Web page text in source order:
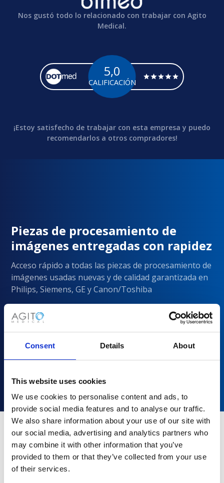
Consent Details About
This website uses cookies
We use cookies to personalise content and ads, to
provide social media features and to analyse our traffic.
We also share information about your use of our site with
our social media, advertising and analytics partners who
may combine it with other information that you’ve
provided to them or that they’ve collected from your use
of their services.
Nos gustó todo lo relacionado con trabajar con Agito
Medical.
5,0
CALIFICACIÓN
¡Estoy satisfecho de trabajar con esta empresa y puedo
recomendarlos a otros compradores!
Piezas de procesamiento de
imágenes entregadas con rapidez
Acceso rápido a todas las piezas de procesamiento de
imágenes usadas nuevas y de calidad garantizada en
Philips, Siemens, GE y Canon/Toshiba
¿Por qué elegir Agito Medical?
Los proveedores de atención médica de todos los